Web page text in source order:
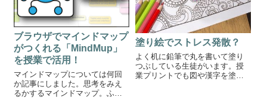
ブラウザでマインドマップ
がつくれる「MindMup」
を授業で活用！
マインドマップについては何回
か記事にしました。思考をみえ
るかするマインドマップ。ふた
塗り絵でストレス発散？
よく机に鉛筆で丸を書いて塗り
つぶしている生徒がいます。授
業プリントでも図や漢字を塗り